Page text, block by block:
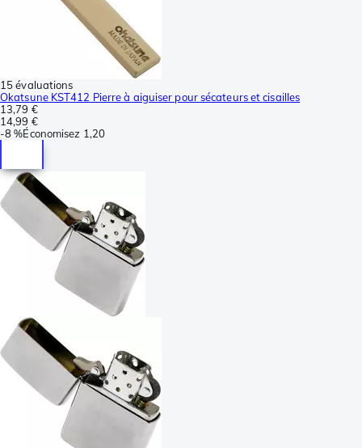
15 évaluations
Okatsune KST412 Pierre à aiguiser pour sécateurs et cisailles
13,79 €
14,99 €
-8 %Économisez 1,20